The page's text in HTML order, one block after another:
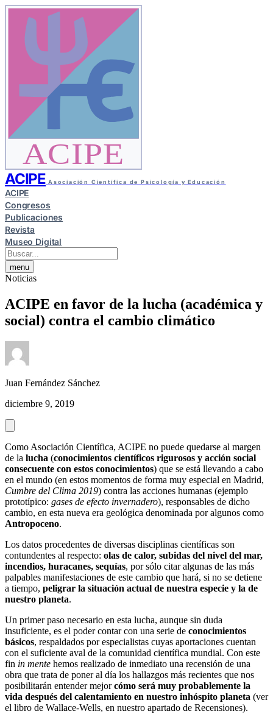
ACIPE
ACIPE Asociación Científica de Psicología y Educación
ACIPE
Congresos
Publicaciones
Revista
Museo Digital
menu
Noticias
ACIPE en favor de la lucha (académica y
social) contra el cambio climático
Juan Fernández Sánchez
diciembre 9, 2019
Como Asociación Científica, ACIPE no puede quedarse al margen
de la lucha (conocimientos científicos rigurosos y acción social
consecuente con estos conocimientos) que se está llevando a cabo
en el mundo (en estos momentos de forma muy especial en Madrid,
Cumbre del Clima 2019) contra las acciones humanas (ejemplo
prototípico: gases de efecto invernadero), responsables de dicho
cambio, en esta nueva era geológica denominada por algunos como
Antropoceno.
Los datos procedentes de diversas disciplinas científicas son
contundentes al respecto: olas de calor, subidas del nivel del mar,
incendios, huracanes, sequías, por sólo citar algunas de las más
palpables manifestaciones de este cambio que hará, si no se detiene
a tiempo, peligrar la situación actual de nuestra especie y la de
nuestro planeta.
Un primer paso necesario en esta lucha, aunque sin duda
insuficiente, es el poder contar con una serie de conocimientos
básicos, respaldados por especialistas cuyas aportaciones cuentan
con el suficiente aval de la comunidad científica mundial. Con este
fin in mente hemos realizado de inmediato una recensión de una
obra que trata de poner al día los hallazgos más recientes que nos
posibilitarán entender mejorcómo será muy probablemente la
vida después del calentamiento en nuestro inhóspito planeta (ver
el libro de Wallace-Wells, en nuestro apartado de Recensiones).